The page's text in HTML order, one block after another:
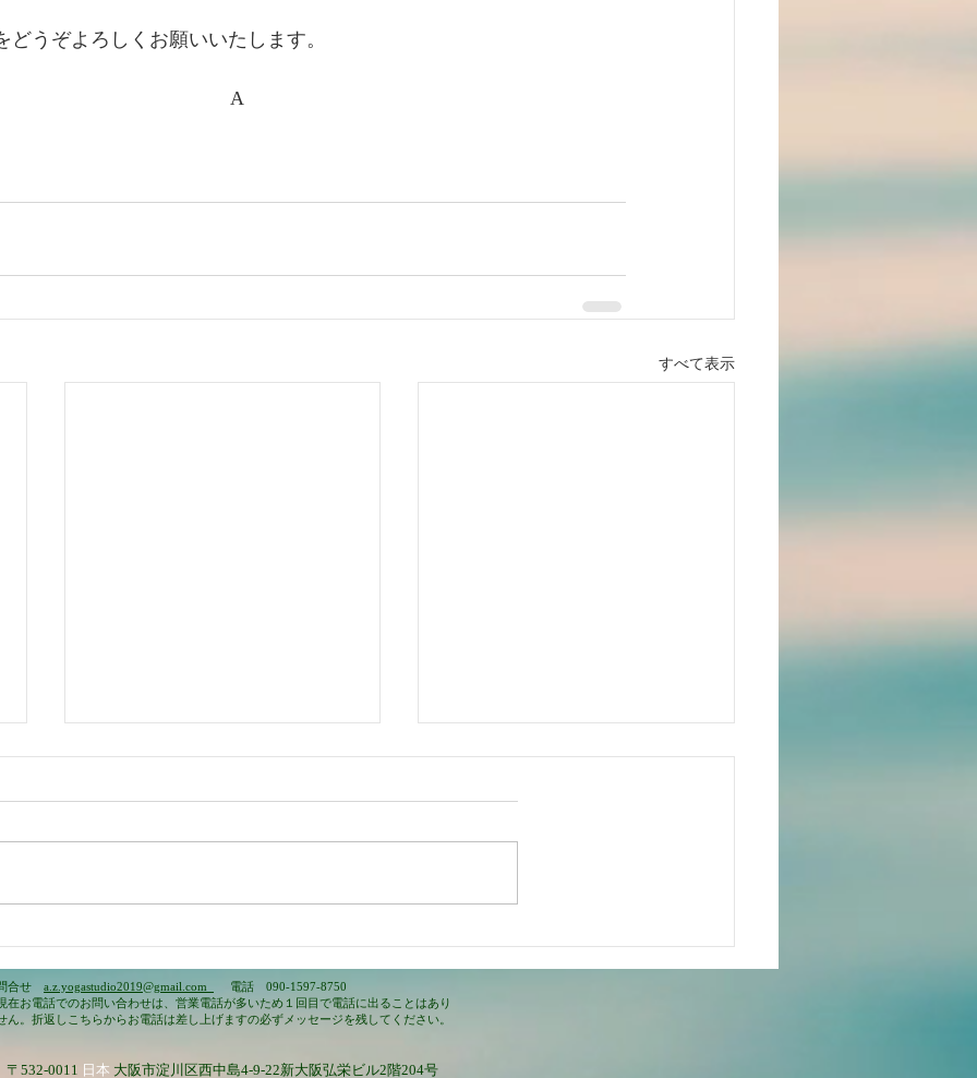
どうぞよろしくお願いいたします。
すべて表示
みてほしい
オです
合せ a.z.yogastudio2019@gmail.com
電話 090-1597-8750
在お電話でのお問い合わせは、営業電話が多いため１回目で電話に出ることはあり
ん。折返しこちらからお電話は差し上げますの必ずメッセージを残してください。
​〒532-0011 日本 大阪市淀川区西中島4-9-22新大阪弘栄ビル2階204号